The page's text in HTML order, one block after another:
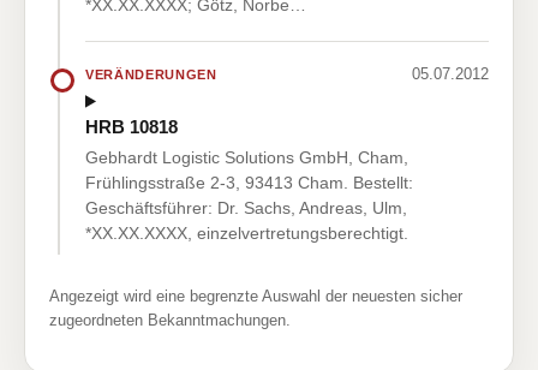
*XX.XX.XXXX; Götz, Norbe…
VERÄNDERUNGEN 05.07.2012
HRB 10818
Gebhardt Logistic Solutions GmbH, Cham,
Frühlingsstraße 2-3, 93413 Cham. Bestellt:
Geschäftsführer: Dr. Sachs, Andreas, Ulm,
*XX.XX.XXXX, einzelvertretungsberechtigt.
Angezeigt wird eine begrenzte Auswahl der neuesten sicher
zugeordneten Bekanntmachungen.